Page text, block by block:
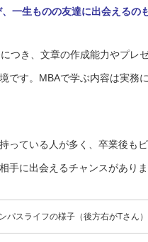
一生ものの友達に出会えるの
つき、文章の作成能力やプレ
です。MBAで学ぶ内容は実務
っている人が多く、卒業後も
手に出会えるチャンスがあり
パスライフの様子（後方右がTさん）